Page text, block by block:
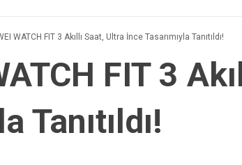
WATCH FIT 3 Akıllı Saat, Ultra İnce Tasarımıyla Tanıtıldı!
FIT 3
Tanıtıldı!